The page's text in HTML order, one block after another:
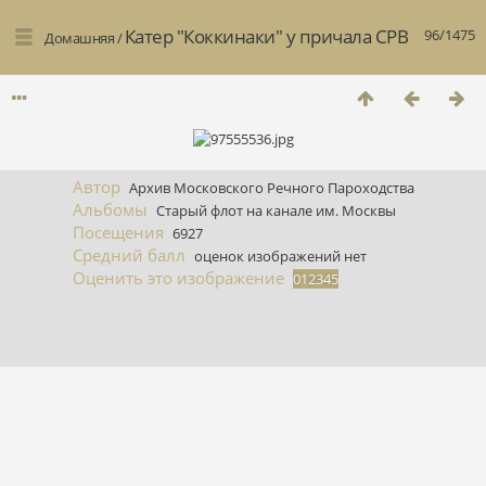
96/1475
Домашняя/Катер "Коккинаки" у причала СРВ
Автор Архив Московского Речного Пароходства
Альбомы Старый флот на канале им. Москвы
Посещения 6927
Средний балл оценок изображений нет
Оценить это изображение